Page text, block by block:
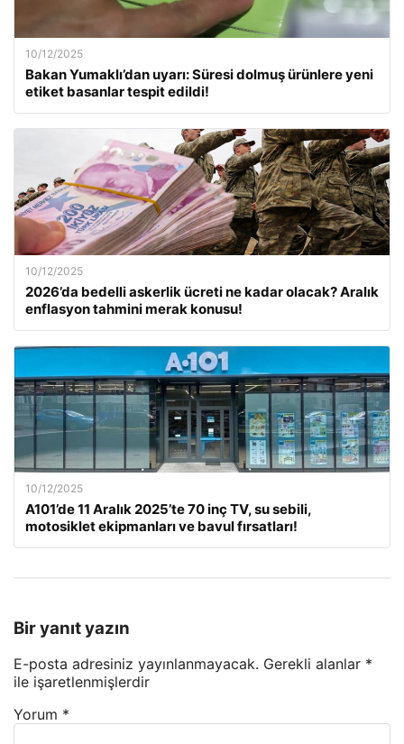
10/12/2025
Bakan Yumaklı’dan uyarı: Süresi dolmuş ürünlere yeni
etiket basanlar tespit edildi!
10/12/2025
2026’da bedelli askerlik ücreti ne kadar olacak? Aralık
enflasyon tahmini merak konusu!
10/12/2025
A101’de 11 Aralık 2025’te 70 inç TV, su sebili,
motosiklet ekipmanları ve bavul fırsatları!
Bir yanıt yazın
E-posta adresiniz yayınlanmayacak. Gerekli alanlar *
ile işaretlenmişlerdir
Yorum *